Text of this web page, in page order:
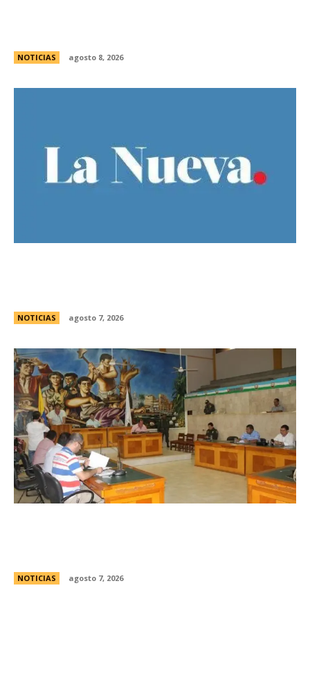
NOTICIAS agosto 8, 2026
NOTICIAS agosto 7, 2026
NOTICIAS agosto 7, 2026